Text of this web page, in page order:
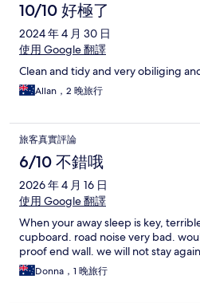
10/10 好極了
2024 年 4 月 30 日
使用 Google 翻譯
Clean and tidy and very obiliging
Allan，2 晚旅行
旅客真實評論
6/10 不錯哦
2026 年 4 月 16 日
使用 Google 翻譯
When your away sleep is key,
cupboard. road noise very bad.
proof end wall. we will not stay again
Donna，1 晚旅行